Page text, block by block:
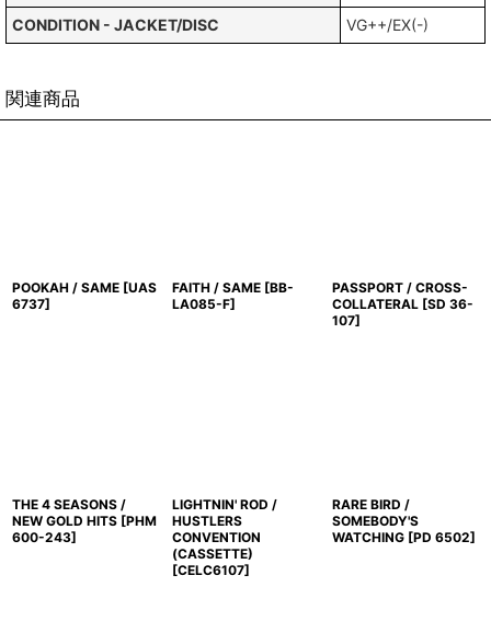
CONDITION - JACKET/DISC
VG++/EX(-)
関連商品
POOKAH / SAME [UAS
6737]
FAITH / SAME [BB-
LA085-F]
PASSPORT / CROSS-
COLLATERAL [SD 36-
107]
THE 4 SEASONS /
NEW GOLD HITS [PHM
600-243]
LIGHTNIN' ROD /
HUSTLERS
CONVENTION
(CASSETTE)
[CELC6107]
RARE BIRD /
SOMEBODY'S
WATCHING [PD 6502]